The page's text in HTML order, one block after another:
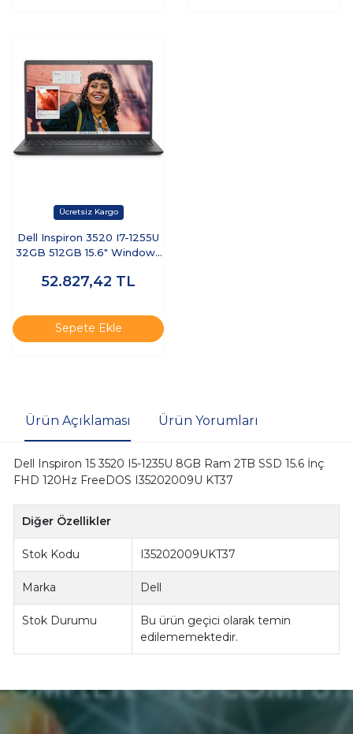
Dell Inspiron 3520 I7-1255U
32GB 512GB 15.6" Windows
52.827,42 TL
Sepete Ekle
Ürün Açıklaması Ürün Yorumları
Dell Inspiron 15 3520 I5-1235U 8GB Ram 2TB SSD 15.6 İnç
FHD 120Hz FreeDOS I35202009U KT37
Diğer Özellikler
Stok Kodu I35202009UKT37
Marka Dell
Stok Durumu
Bu ürün geçici olarak temin
edilememektedir.